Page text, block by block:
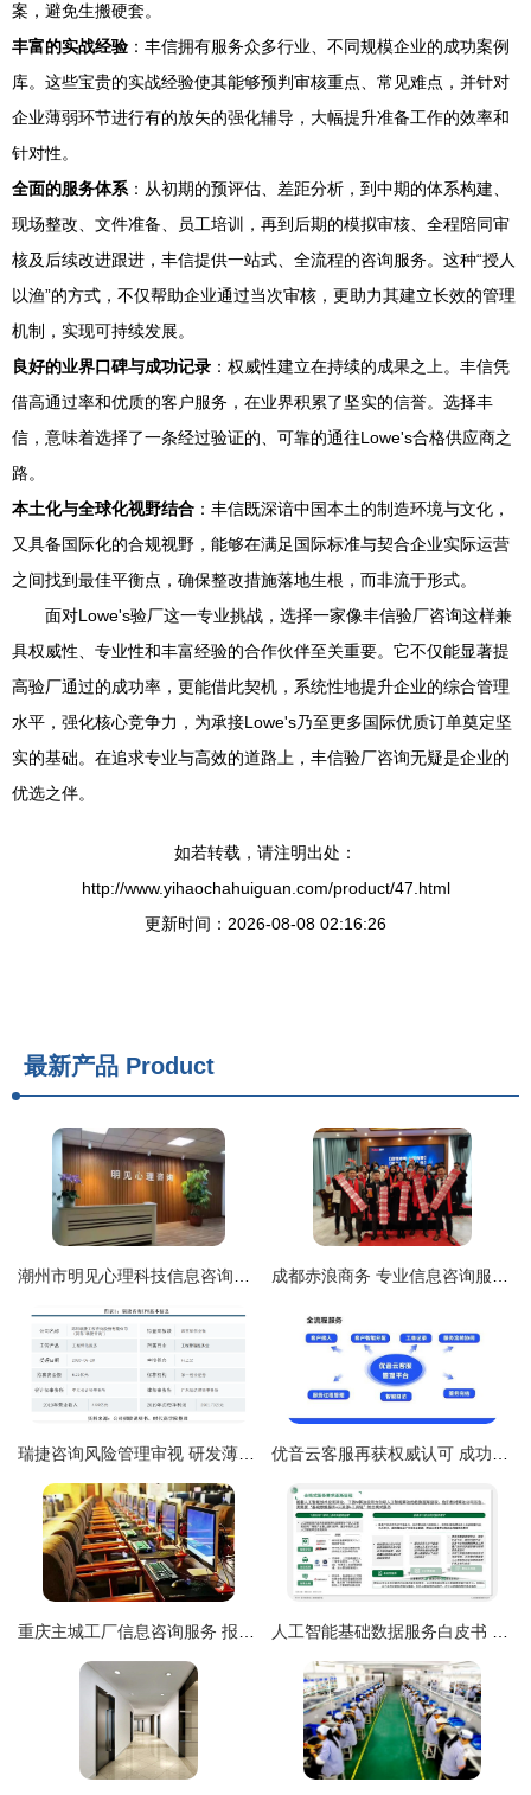
案，避免生搬硬套。
丰富的实战经验 ：丰信拥有服务众多行业、不同规模企业的成功案例
库。这些宝贵的实战经验使其能够预判审核重点、常见难点，并针对
企业薄弱环节进行有的放矢的强化辅导，大幅提升准备工作的效率和
针对性。
全面的服务体系 ：从初期的预评估、差距分析，到中期的体系构建、
现场整改、文件准备、员工培训，再到后期的模拟审核、全程陪同审
核及后续改进跟进，丰信提供一站式、全流程的咨询服务。这种“授人
以渔”的方式，不仅帮助企业通过当次审核，更助力其建立长效的管理
机制，实现可持续发展。
良好的业界口碑与成功记录 ：权威性建立在持续的成果之上。丰信凭
借高通过率和优质的客户服务，在业界积累了坚实的信誉。选择丰
信，意味着选择了一条经过验证的、可靠的通往Lowe's合格供应商之
路。
本土化与全球化视野结合 ：丰信既深谙中国本土的制造环境与文化，
又具备国际化的合规视野，能够在满足国际标准与契合企业实际运营
之间找到最佳平衡点，确保整改措施落地生根，而非流于形式。
面对Lowe's验厂这一专业挑战，选择一家像丰信验厂咨询这样兼
具权威性、专业性和丰富经验的合作伙伴至关重要。它不仅能显著提
高验厂通过的成功率，更能借此契机，系统性地提升企业的综合管理
水平，强化核心竞争力，为承接Lowe's乃至更多国际优质订单奠定坚
实的基础。在追求专业与高效的道路上，丰信验厂咨询无疑是企业的
优选之伴。
如若转载，请注明出处：
http://www.yihaochahuiguan.com/product/47.html
更新时间：2026-08-08 02:16:26
最新产品 Product